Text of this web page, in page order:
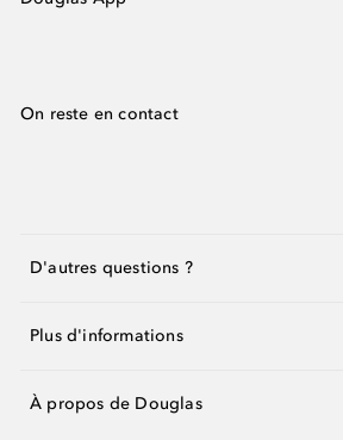
On reste en contact
D'autres questions ?
Plus d'informations
À propos de Douglas